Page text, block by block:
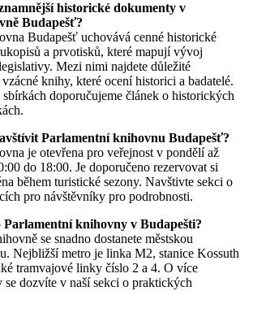
historické dokumenty v
Budapešť?
Budapešť uchovává cenné historické
a prvotisků, které mapují vývoj
Mezi nimi najdete důležité
knihy, které ocení historici a badatelé.
doporučujeme článek o historických
Parlamentní knihovnu Budapešť?
je otevřena pro veřejnost v pondělí až
do 18:00. Je doporučeno rezervovat si
během turistické sezony. Navštivte sekci o
pro návštěvníky pro podrobnosti.
Parlamentní knihovny v Budapešti?
se snadno dostanete městskou
Nejbližší metro je linka M2, stanice Kossuth
tramvajové linky číslo 2 a 4. O více
se dozvíte v naší sekci o praktických